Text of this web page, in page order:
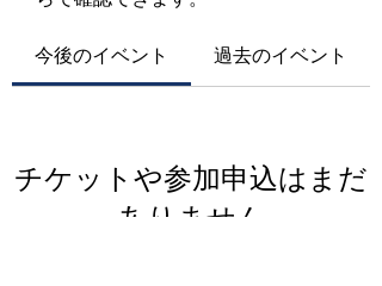
今後のイベント 過去のイベント
チケットや参加申込はまだ
ありません